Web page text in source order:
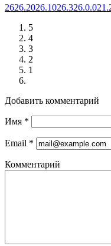
2626.2026.1026.326.0.02
5
4
3
2
1
Добавить комментарий
Имя *
Email *
Комментарий